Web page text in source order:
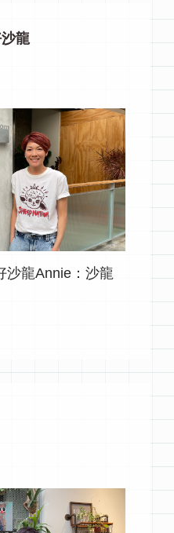
龍
沙龍Annie：沙龍